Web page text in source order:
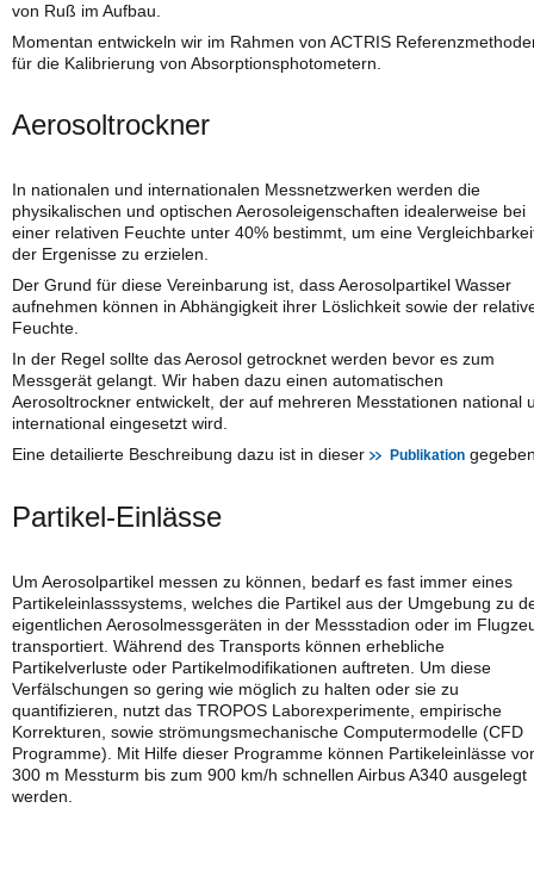
von Ruß im Aufbau.
Momentan entwickeln wir im Rahmen von ACTRIS
für die Kalibrierung von Absorptionsphotometern.
Aerosoltrockner
In nationalen und internationalen Messnetzwerken werden die
physikalischen und optischen Aerosoleigenschaften idealerweise bei
einer relativen Feuchte unter 40% bestimmt, um eine
der Ergenisse zu erzielen.
Der Grund für diese Vereinbarung ist, dass Aerosolpartikel Wasser
aufnehmen können in Abhängigkeit ihrer Löslichkeit sowie der
Feuchte.
In der Regel sollte das Aerosol getrocknet werden bevor es zum
Messgerät gelangt. Wir haben dazu einen automatischen
Aerosoltrockner entwickelt, der auf mehreren Messtationen national
international eingesetzt wird.
Eine detailierte Beschreibung dazu ist in dieser
Publikation
Partikel-Einlässe
Um Aerosolpartikel messen zu können, bedarf es fast immer eines
Partikeleinlasssystems, welches die Partikel aus der Umgebung zu
eigentlichen Aerosolmessgeräten in der Messstadion oder im
transportiert. Während des Transports können erhebliche
Partikelverluste oder Partikelmodifikationen auftreten. Um diese
Verfälschungen so gering wie möglich zu halten oder sie zu
quantifizieren, nutzt das TROPOS Laborexperimente, empirische
Korrekturen, sowie strömungsmechanische Computermodelle (CFD
Programme). Mit Hilfe dieser Programme können Partikeleinlässe
300 m Messturm bis zum 900 km/h schnellen Airbus A340 ausgelegt
werden.